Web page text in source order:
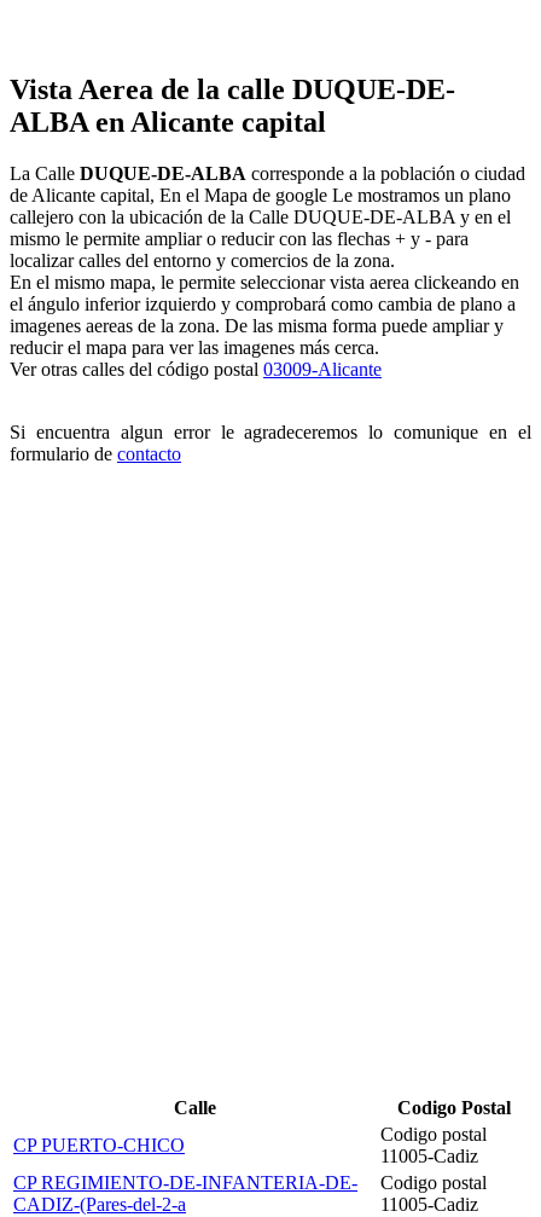
Vista Aerea de la calle DUQUE-DE-
ALBA en Alicante capital
La Calle DUQUE-DE-ALBA corresponde a la población o ciudad
de Alicante capital, En el Mapa de google Le mostramos un plano
callejero con la ubicación de la Calle DUQUE-DE-ALBA y en el
mismo le permite ampliar o reducir con las flechas + y - para
localizar calles del entorno y comercios de la zona.
En el mismo mapa, le permite seleccionar vista aerea clickeando en
el ángulo inferior izquierdo y comprobará como cambia de plano a
imagenes aereas de la zona. De las misma forma puede ampliar y
reducir el mapa para ver las imagenes más cerca.
Ver otras calles del código postal 03009-Alicante
Si encuentra algun error le agradeceremos lo comunique en el
formulario de contacto
Calle
Codigo Postal
CP PUERTO-CHICO
Codigo postal
11005-Cadiz
CP REGIMIENTO-DE-INFANTERIA-DE-
CADIZ-(Pares-del-2-a
Codigo postal
11005-Cadiz